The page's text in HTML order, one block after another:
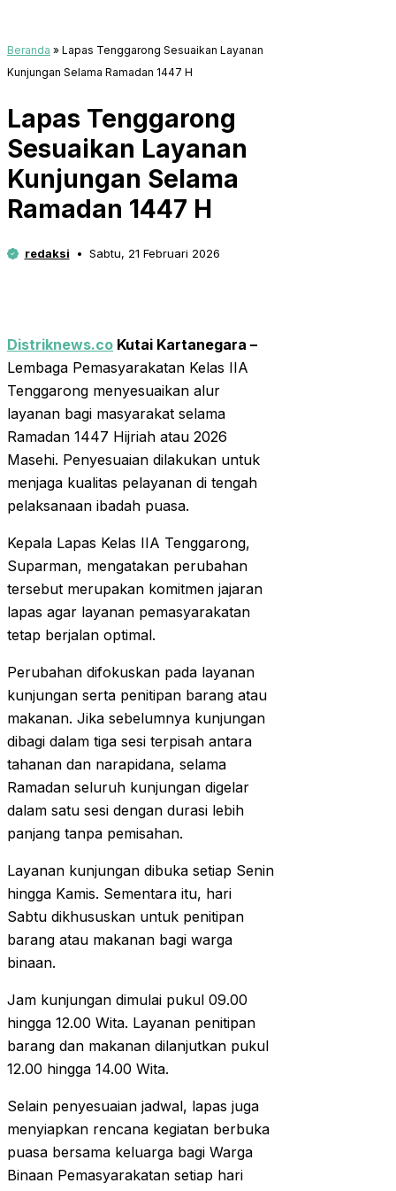
Beranda » Lapas Tenggarong Sesuaikan Layanan
Kunjungan Selama Ramadan 1447 H
Lapas Tenggarong
Sesuaikan Layanan
Kunjungan Selama
Ramadan 1447 H
redaksi Sabtu, 21 Februari 2026
Distriknews.co Kutai Kartanegara –
Lembaga Pemasyarakatan Kelas IIA
Tenggarong menyesuaikan alur
layanan bagi masyarakat selama
Ramadan 1447 Hijriah atau 2026
Masehi. Penyesuaian dilakukan untuk
menjaga kualitas pelayanan di tengah
pelaksanaan ibadah puasa.
Kepala Lapas Kelas IIA Tenggarong,
Suparman, mengatakan perubahan
tersebut merupakan komitmen jajaran
lapas agar layanan pemasyarakatan
tetap berjalan optimal.
Perubahan difokuskan pada layanan
kunjungan serta penitipan barang atau
makanan. Jika sebelumnya kunjungan
dibagi dalam tiga sesi terpisah antara
tahanan dan narapidana, selama
Ramadan seluruh kunjungan digelar
dalam satu sesi dengan durasi lebih
panjang tanpa pemisahan.
Layanan kunjungan dibuka setiap Senin
hingga Kamis. Sementara itu, hari
Sabtu dikhususkan untuk penitipan
barang atau makanan bagi warga
binaan.
Jam kunjungan dimulai pukul 09.00
hingga 12.00 Wita. Layanan penitipan
barang dan makanan dilanjutkan pukul
12.00 hingga 14.00 Wita.
Selain penyesuaian jadwal, lapas juga
menyiapkan rencana kegiatan berbuka
puasa bersama keluarga bagi Warga
Binaan Pemasyarakatan setiap hari